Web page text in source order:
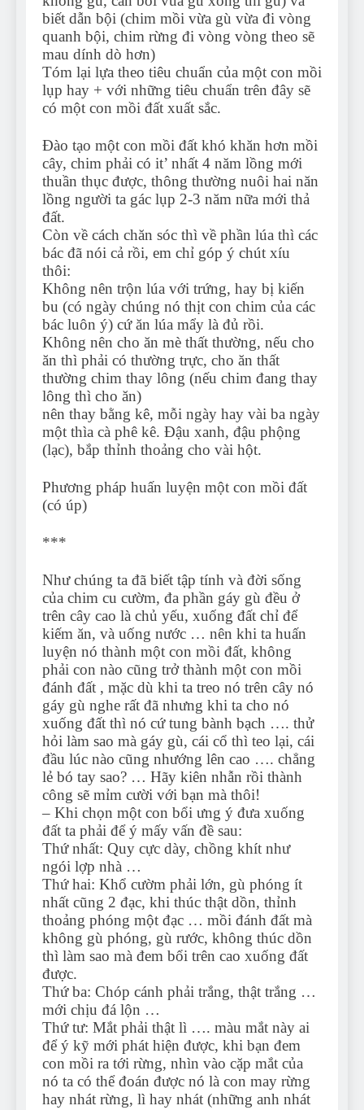
biết dẫn bội (chim mồi vừa gù vừa đi vòng
quanh bội, chim rừng đi vòng vòng theo sẽ
mau dính dò hơn)
Tóm lại lựa theo tiêu chuẩn của một con mồi
lụp hay + với những tiêu chuẩn trên đây sẽ
có một con mồi đất xuất sắc.
Đào tạo một con mồi đất khó khăn hơn mồi
cây, chim phải có it’ nhất 4 năm lồng mới
thuần thục được, thông thường nuôi hai năn
lồng người ta gác lụp 2-3 năm nữa mới thả
đất.
Còn về cách chăn sóc thì về phần lúa thì các
bác đã nói cả rồi, em chỉ góp ý chút xíu
thôi:
Không nên trộn lúa với trứng, hay bị kiến
bu (có ngày chúng nó thịt con chim của các
bác luôn ý) cứ ăn lúa mẩy là đủ rồi.
Không nên cho ăn mè thất thường, nếu cho
ăn thì phải có thường trực, cho ăn thất
thường chim thay lông (nếu chim đang thay
lông thì cho ăn)
nên thay bằng kê, mỗi ngày hay vài ba ngày
một thìa cà phê kê. Đậu xanh, đậu phộng
(lạc), bắp thỉnh thoảng cho vài hột.
Phương pháp huấn luyện một con mồi đất
(có úp)
***
Như chúng ta đã biết tập tính và đời sống
của chim cu cườm, đa phần gáy gù đều ở
trên cây cao là chủ yếu, xuống đất chỉ để
kiếm ăn, và uống nước … nên khi ta huấn
luyện nó thành một con mồi đất, không
phải con nào cũng trở thành một con mồi
đánh đất , mặc dù khi ta treo nó trên cây nó
gáy gù nghe rất đã nhưng khi ta cho nó
xuống đất thì nó cứ tung bành bạch …. thử
hỏi làm sao mà gáy gù, cái cổ thì teo lại, cái
đầu lúc nào cũng nhướng lên cao …. chẳng
lẻ bó tay sao? … Hãy kiên nhẫn rồi thành
công sẽ mỉm cười với bạn mà thôi!
– Khi chọn một con bổi ưng ý đưa xuống
đất ta phải để ý mấy vấn đề sau:
Thứ nhất: Quy cực dày, chồng khít như
ngói lợp nhà …
Thứ hai: Khổ cườm phải lớn, gù phóng ít
nhất cũng 2 đạc, khi thúc thật dồn, thỉnh
thoảng phóng một đạc … mồi đánh đất mà
không gù phóng, gù rước, không thúc dồn
thì làm sao mà đem bổi trên cao xuống đất
được.
Thứ ba: Chóp cánh phải trắng, thật trắng …
mới chịu đá lộn …
Thứ tư: Mắt phải thật lì …. màu mắt này ai
để ý kỹ mới phát hiện được, khi bạn đem
con mồi ra tới rừng, nhìn vào cặp mắt của
nó ta có thể đoán được nó là con may rừng
hay nhát rừng, lì hay nhát (những anh nhát